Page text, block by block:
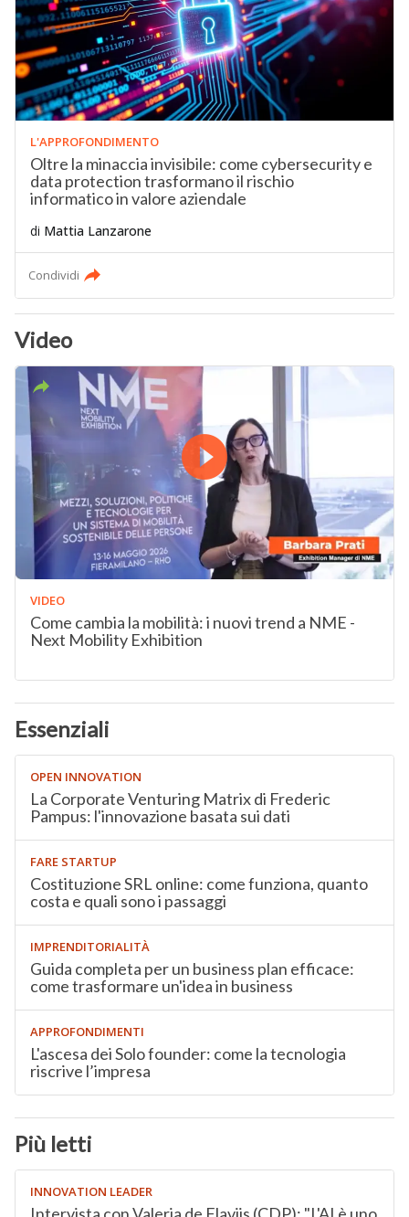
L'APPROFONDIMENTO
Oltre la minaccia invisibile: come cybersecurity e
data protection trasformano il rischio
informatico in valore aziendale
di Mattia Lanzarone
Condividi
Video
VIDEO
Come cambia la mobilità: i nuovi trend a NME -
Next Mobility Exhibition
Essenziali
OPEN INNOVATION
La Corporate Venturing Matrix di Frederic
Pampus: l'innovazione basata sui dati
FARE STARTUP
Costituzione SRL online: come funziona, quanto
costa e quali sono i passaggi
IMPRENDITORIALITÀ
Guida completa per un business plan efficace:
come trasformare un'idea in business
APPROFONDIMENTI
L'ascesa dei Solo founder: come la tecnologia
riscrive l’impresa
Più letti
INNOVATION LEADER